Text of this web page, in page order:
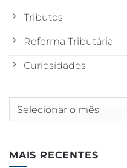
Tributos
Reforma Tributária
Curiosidades
Arquivos
MAIS RECENTES